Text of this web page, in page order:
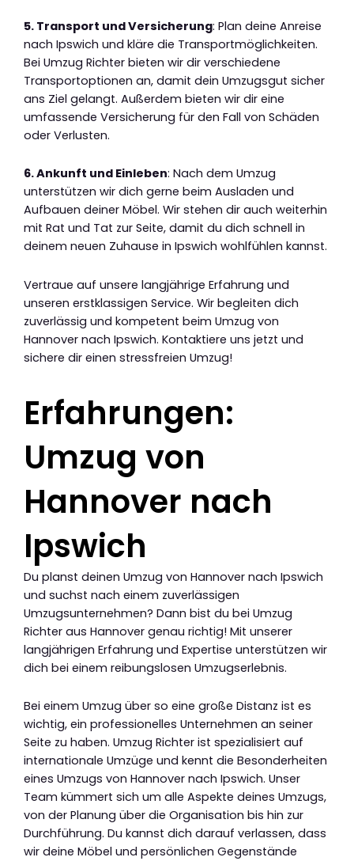
5. Transport und Versicherung: Plan deine Anreise
nach Ipswich und kläre die Transportmöglichkeiten.
Bei Umzug Richter bieten wir dir verschiedene
Transportoptionen an, damit dein Umzugsgut sicher
ans Ziel gelangt. Außerdem bieten wir dir eine
umfassende Versicherung für den Fall von Schäden
oder Verlusten.
6. Ankunft und Einleben: Nach dem Umzug
unterstützen wir dich gerne beim Ausladen und
Aufbauen deiner Möbel. Wir stehen dir auch weiterhin
mit Rat und Tat zur Seite, damit du dich schnell in
deinem neuen Zuhause in Ipswich wohlfühlen kannst.
Vertraue auf unsere langjährige Erfahrung und
unseren erstklassigen Service. Wir begleiten dich
zuverlässig und kompetent beim Umzug von
Hannover nach Ipswich. Kontaktiere uns jetzt und
sichere dir einen stressfreien Umzug!
Erfahrungen:
Umzug von
Hannover nach
Ipswich
Du planst deinen Umzug von Hannover nach Ipswich
und suchst nach einem zuverlässigen
Umzugsunternehmen? Dann bist du bei Umzug
Richter aus Hannover genau richtig! Mit unserer
langjährigen Erfahrung und Expertise unterstützen wir
dich bei einem reibungslosen Umzugserlebnis.
Bei einem Umzug über so eine große Distanz ist es
wichtig, ein professionelles Unternehmen an seiner
Seite zu haben. Umzug Richter ist spezialisiert auf
internationale Umzüge und kennt die Besonderheiten
eines Umzugs von Hannover nach Ipswich. Unser
Team kümmert sich um alle Aspekte deines Umzugs,
von der Planung über die Organisation bis hin zur
Durchführung. Du kannst dich darauf verlassen, dass
wir deine Möbel und persönlichen Gegenstände